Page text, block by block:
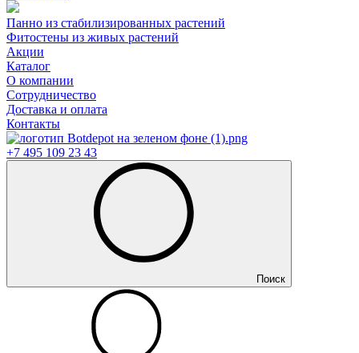
Панно из стабилизированных растений
Фитостены из живых растений
Акции
Каталог
О компании
Сотрудничество
Доставка и оплата
Контакты
+7 495 109 23 43
Поиск